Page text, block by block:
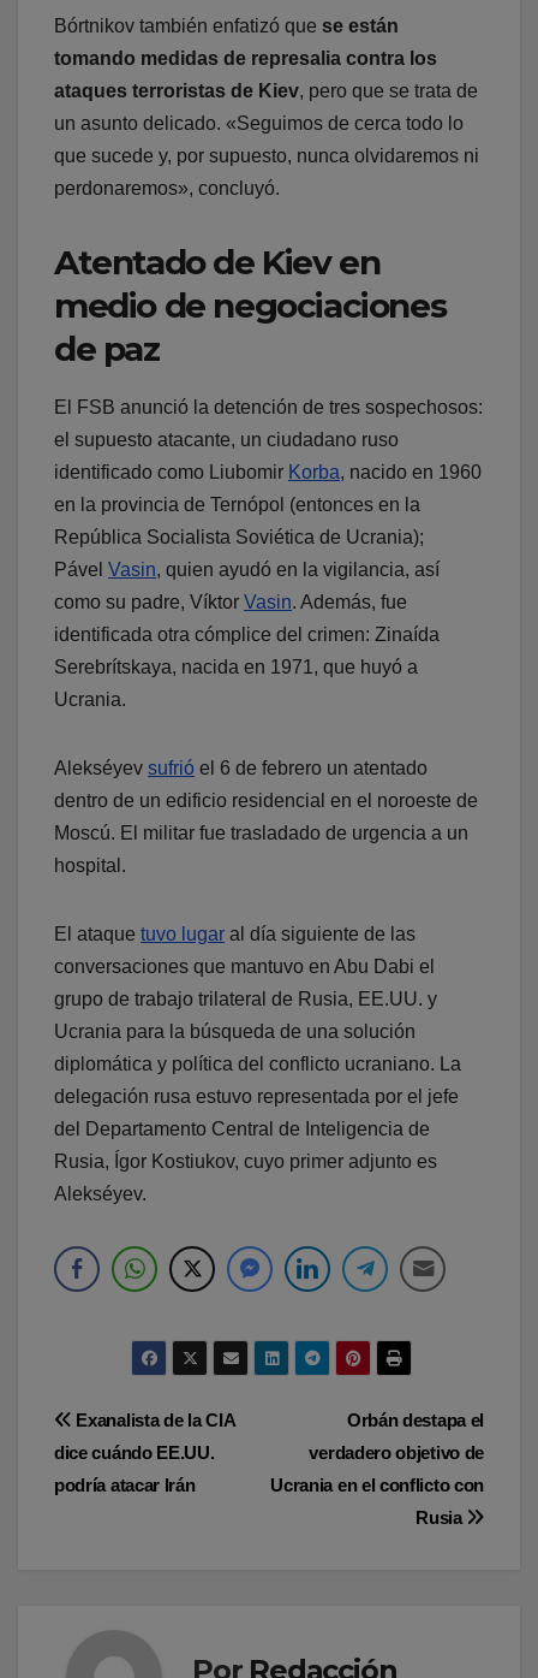
Bórtnikov también enfatizó que se están
tomando medidas de represalia contra los
ataques terroristas de Kiev, pero que se trata de
un asunto delicado. «Seguimos de cerca todo lo
que sucede y, por supuesto, nunca olvidaremos ni
perdonaremos», concluyó.
Atentado de Kiev en
medio de negociaciones
de paz
El FSB anunció la detención de tres sospechosos:
el supuesto atacante, un ciudadano ruso
identificado como Liubomir Korba, nacido en 1960
en la provincia de Ternópol (entonces en la
República Socialista Soviética de Ucrania);
Pável Vasin, quien ayudó en la vigilancia, así
como su padre, Víktor Vasin. Además, fue
identificada otra cómplice del crimen: Zinaída
Serebrítskaya, nacida en 1971, que huyó a
Ucrania.
Alekséyev sufrió el 6 de febrero un atentado
dentro de un edificio residencial en el noroeste de
Moscú. El militar fue trasladado de urgencia a un
hospital.
El ataque tuvo lugar al día siguiente de las
conversaciones que mantuvo en Abu Dabi el
grupo de trabajo trilateral de Rusia, EE.UU. y
Ucrania para la búsqueda de una solución
diplomática y política del conflicto ucraniano. La
delegación rusa estuvo representada por el jefe
del Departamento Central de Inteligencia de
Rusia, Ígor Kostiukov, cuyo primer adjunto es
Alekséyev.
Navegación
de
Orbán destapa el
verdadero objetivo de
Ucrania en el conflicto con
Rusia
Exanalista de la CIA
dice cuándo EE.UU.
podría atacar Irán
Por Redacción